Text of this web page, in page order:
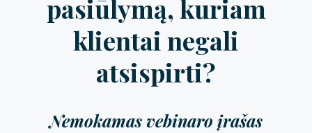
pasiūlymą, kuriam
klientai negali
atsispirti?
Nemokamas vebinaro įrašas